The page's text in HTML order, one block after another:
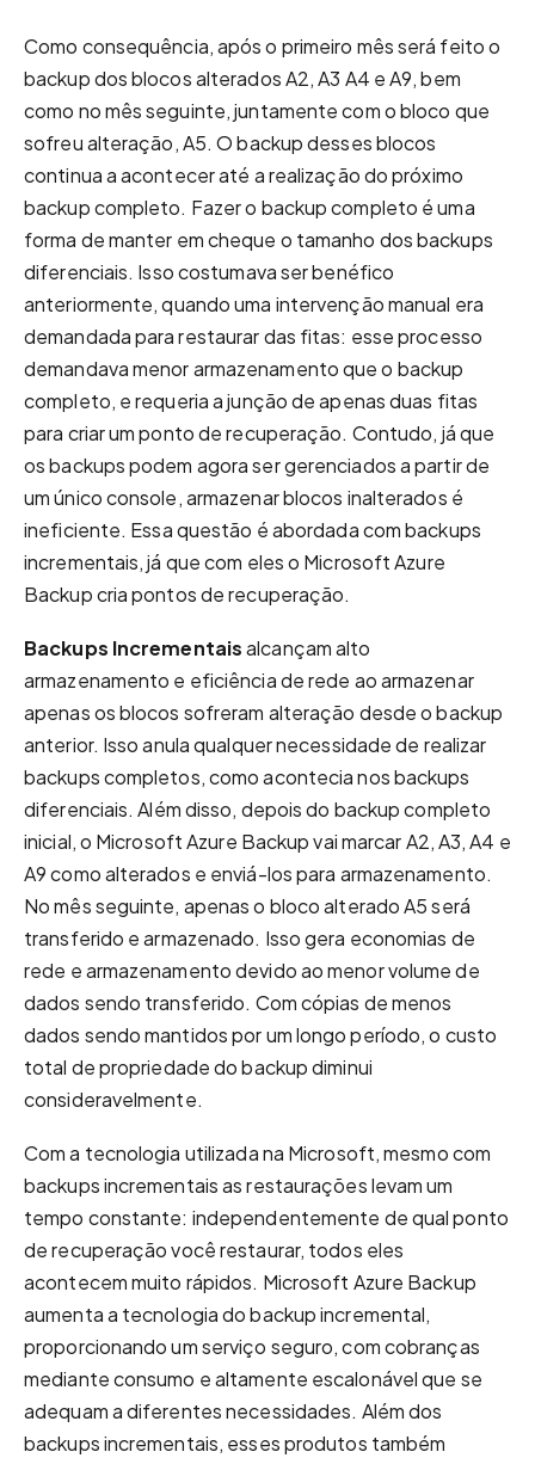
Como consequência, após o primeiro mês será feito o
backup dos blocos alterados A2, A3 A4 e A9, bem
como no mês seguinte, juntamente com o bloco que
sofreu alteração, A5. O backup desses blocos
continua a acontecer até a realização do próximo
backup completo. Fazer o backup completo é uma
forma de manter em cheque o tamanho dos backups
diferenciais. Isso costumava ser benéfico
anteriormente, quando uma intervenção manual era
demandada para restaurar das fitas: esse processo
demandava menor armazenamento que o backup
completo, e requeria a junção de apenas duas fitas
para criar um ponto de recuperação. Contudo, já que
os backups podem agora ser gerenciados a partir de
um único console, armazenar blocos inalterados é
ineficiente. Essa questão é abordada com backups
incrementais, já que com eles o Microsoft Azure
Backup cria pontos de recuperação.
Backups Incrementaisalcançam alto
armazenamento e eficiência de rede ao armazenar
apenas os blocos sofreram alteração desde o backup
anterior. Isso anula qualquer necessidade de realizar
backups completos, como acontecia nos backups
diferenciais. Além disso, depois do backup completo
inicial, o Microsoft Azure Backup vai marcar A2, A3, A4 e
A9 como alterados e enviá-los para armazenamento.
No mês seguinte, apenas o bloco alterado A5 será
transferido e armazenado. Isso gera economias de
rede e armazenamento devido ao menor volume de
dados sendo transferido. Com cópias de menos
dados sendo mantidos por um longo período, o custo
total de propriedade do backup diminui
consideravelmente.
Com a tecnologia utilizada na Microsoft, mesmo com
backups incrementais as restaurações levam um
tempo constante: independentemente de qual ponto
de recuperação você restaurar, todos eles
acontecem muito rápidos. Microsoft Azure Backup
aumenta a tecnologia do backup incremental,
proporcionando um serviço seguro, com cobranças
mediante consumo e altamente escalonável que se
adequam a diferentes necessidades. Além dos
backups incrementais, esses produtos também